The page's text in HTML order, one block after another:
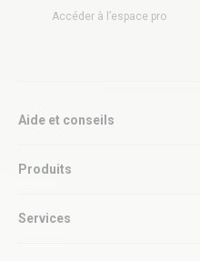
Accéder à l’espace pro
Aide et conseils
Produits
Services